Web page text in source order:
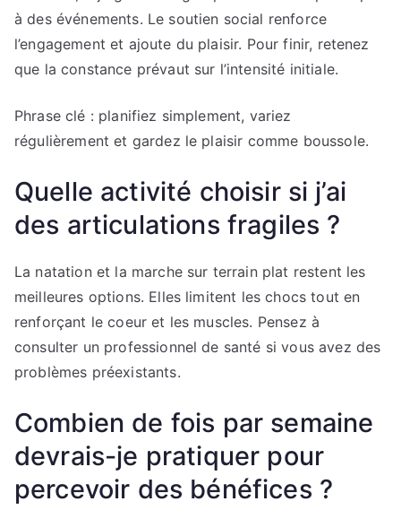
à des événements. Le soutien social renforce
l’engagement et ajoute du plaisir. Pour finir, retenez
que la constance prévaut sur l’intensité initiale.
Phrase clé : planifiez simplement, variez
régulièrement et gardez le plaisir comme boussole.
Quelle activité choisir si j’ai
des articulations fragiles ?
La natation et la marche sur terrain plat restent les
meilleures options. Elles limitent les chocs tout en
renforçant le coeur et les muscles. Pensez à
consulter un professionnel de santé si vous avez des
problèmes préexistants.
Combien de fois par semaine
devrais-je pratiquer pour
percevoir des bénéfices ?